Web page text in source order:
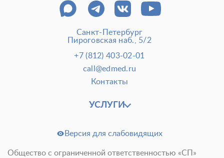
Санкт-Петербург
Пироговская наб., 5/2
+7 (812) 403-02-01
call@edmed.ru
Контакты
УСЛУГИ
Версия для слабовидящих
Общество с ограниченной ответственностью «СП»